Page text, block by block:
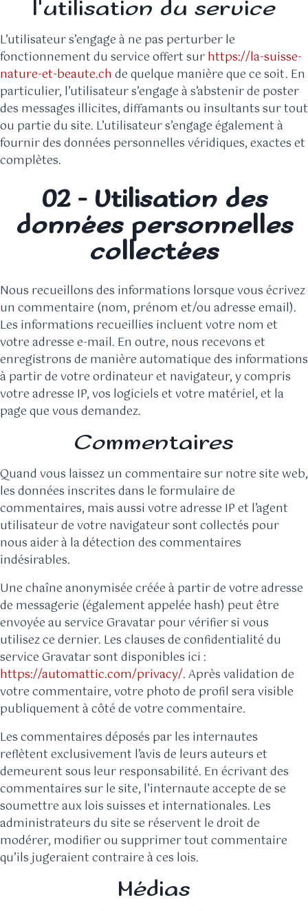
l'utilisation du service
L’utilisateur s’engage à ne pas perturber le
fonctionnement du service offert surhttps://la-suisse-
nature-et-beaute.ch de quelque manière que ce soit. En
particulier, l’utilisateur s’engage à s’abstenir de poster
des messages illicites, diffamants ou insultants sur tout
ou partie du site. L’utilisateur s’engage également à
fournir des données personnelles véridiques, exactes et
complètes.
02 - Utilisation des
données personnelles
collectées
Nous recueillons des informations lorsque vous écrivez
un commentaire (nom, prénom et/ou adresse email).
Les informations recueillies incluent votre nom et
votre adresse e-mail. En outre, nous recevons et
enregistrons de manière automatique des informations
à partir de votre ordinateur et navigateur, y compris
votre adresse IP, vos logiciels et votre matériel, et la
page que vous demandez.
Commentaires
Quand vous laissez un commentaire sur notre site web,
les données inscrites dans le formulaire de
commentaires, mais aussi votre adresse IP et l’agent
utilisateur de votre navigateur sont collectés pour
nous aider à la détection des commentaires
indésirables.
Une chaîne anonymisée créée à partir de votre adresse
de messagerie (également appelée hash) peut être
envoyée au service Gravatar pour vérifier si vous
utilisez ce dernier. Les clauses de confidentialité du
service Gravatar sont disponibles ici :
https://automattic.com/privacy/. Après validation de
votre commentaire, votre photo de profil sera visible
publiquement à côté de votre commentaire.
Les commentaires déposés par les internautes
reflètent exclusivement l’avis de leurs auteurs et
demeurent sous leur responsabilité. En écrivant des
commentaires sur le site, l’internaute accepte de se
soumettre aux lois suisses et internationales. Les
administrateurs du site se réservent le droit de
modérer, modifier ou supprimer tout commentaire
qu’ils jugeraient contraire à ces lois.
Médias